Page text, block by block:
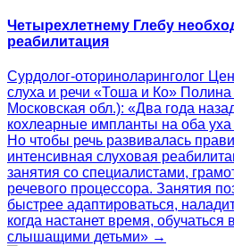
Четырехлетнему Глебу
реабилитация
Сурдолог-оториноларинголог
слуха и речи «Тоша и Ко»
Московская обл.): «Два года
кохлеарные импланты на оба
Но чтобы речь развивалась
интенсивная слуховая
занятия со специалистами,
речевого процессора. Занятия
быстрее адаптироваться,
когда настанет время,
слышащими детьми» →